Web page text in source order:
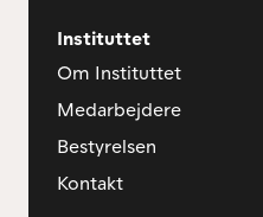
Instituttet
Om Instituttet
Medarbejdere
Bestyrelsen
Kontakt